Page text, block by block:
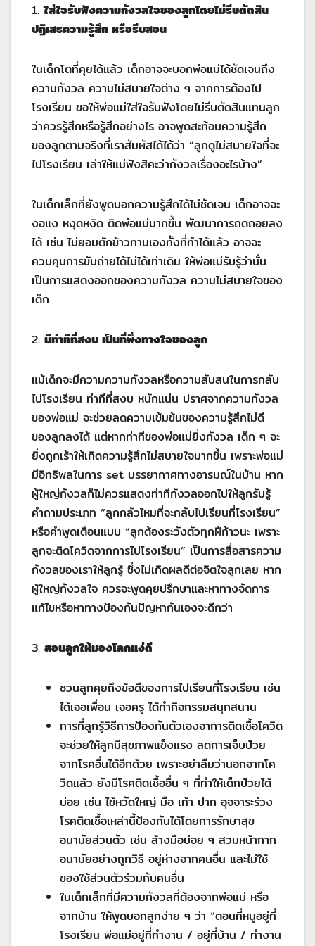
1.ใส่ใจรับฟังความกังวลใจของลูกโดยไม่รีบตัดสิน
ปฏิเสธความรู้สึก หรือรีบสอน
ในเด็กโตที่คุยได้แล้ว เด็กอาจจะบอกพ่อแม่ได้ชัดเจนถึง
ความกังวล ความไม่สบายใจต่าง ๆ จากการต้องไป
โรงเรียน ขอให้พ่อแม่ใส่ใจรับฟังโดยไม่รีบตัดสินแทนลูก
ว่าควรรู้สึกหรือรู้สึกอย่างไร อาจพูดสะท้อนความรู้สึก
ของลูกตามจริงที่เราสัมผัสได้ได้ว่า “ลูกดูไม่สบายใจที่จะ
ไปโรงเรียน เล่าให้แม่ฟังสิคะว่ากังวลเรื่องอะไรบ้าง”
ในเด็กเล็กที่ยังพูดบอกความรู้สึกได้ไม่ชัดเจน เด็กอาจจะ
งอแง หงุดหงิด ติดพ่อแม่มากขึ้น พัฒนาการถดถอยลง
ได้ เช่น ไม่ยอมตักข้าวทานเองทั้งที่ทำได้แล้ว อาจจะ
ควบคุมการขับถ่ายได้ไม่ได้เท่าเดิม ให้พ่อแม่รับรู้ว่านั่น
เป็นการแสดงออกของความกังวล ความไม่สบายใจของ
เด็ก
2. มีท่าทีที่สงบ เป็นที่พึ่งทางใจของลูก
แม้เด็กจะมีความความกังวลหรือความสับสนในการกลับ
ไปโรงเรียน ท่าทีที่สงบ หนักแน่น ปราศจากความกังวล
ของพ่อแม่ จะช่วยลดความเข้มข้นของความรู้สึกไม่ดี
ของลูกลงได้ แต่หากท่าทีของพ่อแม่ยิ่งกังวล เด็ก ๆ จะ
ยิ่งถูกเร้าให้เกิดความรู้สึกไม่สบายใจมากขึ้น เพราะพ่อแม่
มีอิทธิพลในการ set บรรยากาศทางอารมณ์ในบ้าน หาก
ผู้ใหญ่กังวลก็ไม่ควรแสดงท่าทีกังวลออกไปให้ลูกรับรู้
คำถามประเภท “ลูกกลัวไหมที่จะกลับไปเรียนที่โรงเรียน”
หรือคำพูดเตือนแบบ “ลูกต้องระวังตัวทุกฝีก้าวนะ เพราะ
ลูกจะติดโควิดจากการไปโรงเรียน” เป็นการสื่อสารความ
กังวลของเราให้ลูกรู้ ซึ่งไม่เกิดผลดีต่อจิตใจลูกเลย หาก
ผู้ใหญ่กังวลใจ ควรจะพูดคุยปรึกษาและหาทางจัดการ
แก้ไขหรือหาทางป้องกันปัญหากันเองจะดีกว่า
3. สอนลูกให้มองโลกแง่ดี
ชวนลูกคุยถึงข้อดีของการไปเรียนที่โรงเรียน เช่น
ได้เจอเพื่อน เจอครู ได้ทำกิจกรรมสนุกสนาน
การที่ลูกรู้วิธีการป้องกันตัวเองจาการติดเชื้อโควิด
จะช่วยให้ลูกมีสุขภาพแข็งแรง ลดการเจ็บป่วย
จากโรคอื่นได้อีกด้วย เพราะอย่าลืมว่านอกจากโค
วิดแล้ว ยังมีโรคติดเชื้ออื่น ๆ ที่ทำให้เด็กป่วยได้
บ่อย เช่น ไข้หวัดใหญ่ มือ เท้า ปาก อุจจาระร่วง
โรคติดเชื้อเหล่านี้ป้องกันได้โดยการรักษาสุข
อนามัยส่วนตัว เช่น ล้างมือบ่อย ๆ สวมหน้ากาก
อนามัยอย่างถูกวิธี อยู่ห่างจากคนอื่น และไม่ใช้
ของใช้ส่วนตัวร่วมกับคนอื่น
ในเด็กเล็กที่มีความกังวลที่ต้องจากพ่อแม่ หรือ
จากบ้าน ให้พูดบอกลูกง่าย ๆ ว่า “ตอนที่หนูอยู่ที่
โรงเรียน พ่อแม่อยู่ที่ทำงาน / อยู่ที่บ้าน / ทำงาน